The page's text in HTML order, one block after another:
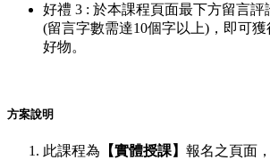
好禮 3 : 於本課程頁面最下方留言
(留言字數需達10個字以上)，即可
好物。
方案說明
此課程為 【實體授課】 報名之頁面